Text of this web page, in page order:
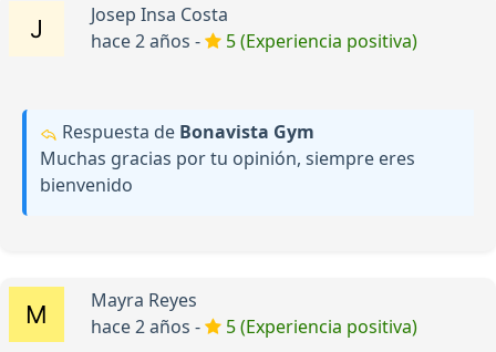
Josep Insa Costa
hace 2 años -
5 (Experiencia positiva)
Respuesta de Bonavista Gym
Muchas gracias por tu opinión, siempre eres
bienvenido
Mayra Reyes
hace 2 años -
5 (Experiencia positiva)